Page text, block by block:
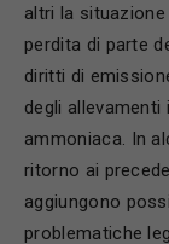
altri la
perdita di parte
diritti di
degli allevamenti
ammoniaca. In
ritorno ai
aggiungono
problematiche